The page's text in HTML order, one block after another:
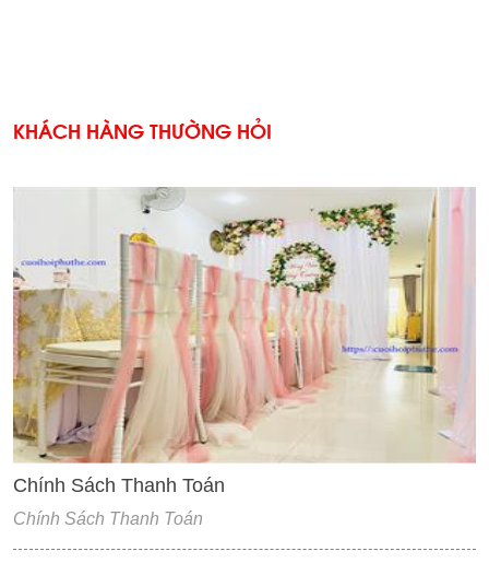
KHÁCH HÀNG THƯỜNG HỎI
'
Chính Sách Thanh Toán
Chính Sách Thanh Toán